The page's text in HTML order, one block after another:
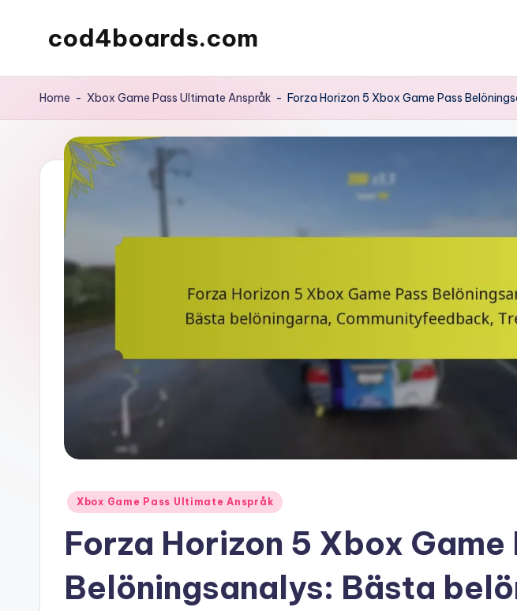
cod4boards.com
Home - Xbox Game Pass Ultimate Anspråk - Forza Horizon 5 Xbox Game Pass
Posted
Xbox Game Pass Ultimate Anspråk
Forza Horizon 5 Xbox Game
Belöningsanalys: Bästa